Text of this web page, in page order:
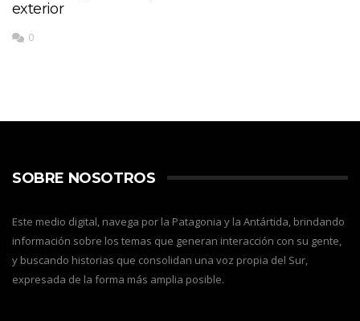
exterior
0
SOBRE NOSOTROS
Este medio digital, navega por la Patagonia y la Antártida, brindando
información sobre los temas que generan interacción con su gente,
y buscando historias que consolidan una voz propia del Sur,
expresada de la forma más amplia posible.